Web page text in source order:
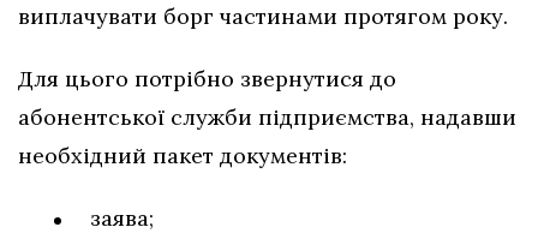
виплачувати борг частинами протягом року.
Для цього потрібно звернутися до
абонентської служби підприємства, надавши
необхідний пакет документів:
заява;